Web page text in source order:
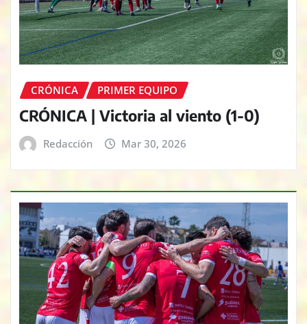
CRÓNICA PRIMER EQUIPO
CRÓNICA | Victoria al viento (1-0)
Redacción Mar 30, 2026